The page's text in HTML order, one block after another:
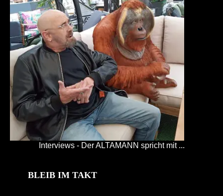
Interviews - Der ALTAMANN spricht mit ...
BLEIB IM TAKT